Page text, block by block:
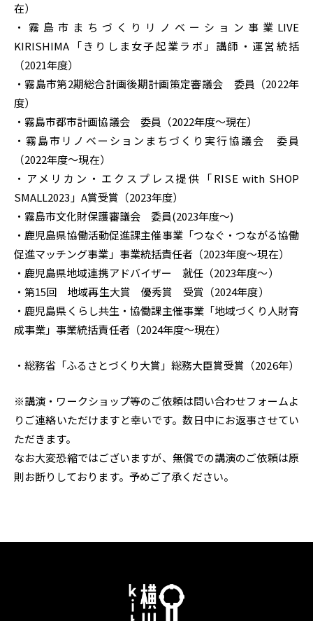
在）
・霧島市まちづくりリノベーション事業LIVE
KIRISHIMA「きりしま女子起業ラボ」講師・運営統括
（2021年度）
・霧島市第2期総合計画後期計画策定審議会 委員（2022年
度）
・霧島市都市計画協議会 委員（2022年度〜現在）
・霧島市リノベーションまちづくり実行協議会 委員
（2022年度〜現在）
・アメリカン・エクスプレス提供「RISE with SHOP
SMALL2023」A賞受賞（2023年度）
・霧島市文化財保護審議会 委員(2023年度〜)
・鹿児島県協働活動促進課主催事業「つなぐ・つながる協働
促進マッチング事業」事業統括責任者（2023年度～現在）
・鹿児島県地域連携アドバイザー 就任（2023年度～）
・第15回 地域再生大賞 優秀賞 受賞（2024年度）
・鹿児島県くらし共生・協働課主催事業「地域づくり人財育
成事業」事業統括責任者（2024年度～現在）
・総務省「ふるさとづくり大賞」総務大臣賞受賞（2026年）
※講演・ワークショップ等のご依頼は問い合わせフォームよ
りご連絡いただけますと幸いです。数日中にお返事させてい
ただきます。
なお大変恐縮ではございますが、無償での講演のご依頼は原
則お断りしております。予めご了承ください。